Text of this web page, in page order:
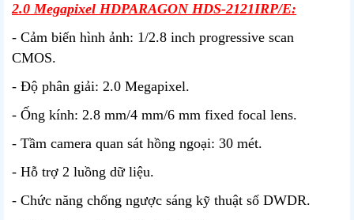
2.0 Megapixel HDPARAGON HDS-2121IRP/E:
- Cảm biến hình ảnh: 1/2.8 inch progressive scan
CMOS.
- Độ phân giải: 2.0 Megapixel.
- Ống kính: 2.8 mm/4 mm/6 mm fixed focal lens.
- Tầm camera quan sát hồng ngoại: 30 mét.
- Hỗ trợ 2 luồng dữ liệu.
- Chức năng chống ngược sáng kỹ thuật số DWDR.